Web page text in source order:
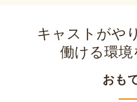
キャストがや
働ける環境
おも